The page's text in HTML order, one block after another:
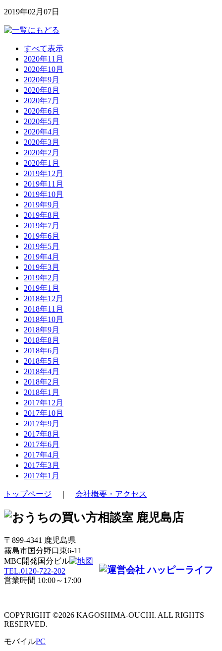
2019年02月07日
すべて表示
2020年11月
2020年10月
2020年9月
2020年8月
2020年7月
2020年6月
2020年5月
2020年4月
2020年3月
2020年2月
2020年1月
2019年12月
2019年11月
2019年10月
2019年9月
2019年8月
2019年7月
2019年6月
2019年5月
2019年4月
2019年3月
2019年2月
2019年1月
2018年12月
2018年11月
2018年10月
2018年9月
2018年8月
2018年6月
2018年5月
2018年4月
2018年2月
2018年1月
2017年12月
2017年10月
2017年9月
2017年8月
2017年6月
2017年4月
2017年3月
2017年1月
トップページ 会社概要・アクセス
〒899-4341 鹿児島県
霧島市国分野口東6-11
MBC開発国分ビル
TEL.0120-722-202
営業時間 10:00～17:00
COPYRIGHT ©2026 KAGOSHIMA-OUCHI. ALL RIGHTS
RESERVED.
モバイルPC